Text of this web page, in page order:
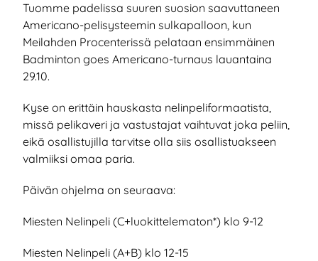
Tuomme padelissa suuren suosion saavuttaneen
Americano-pelisysteemin sulkapalloon, kun
Meilahden Procenterissä pelataan ensimmäinen
Badminton goes Americano-turnaus lauantaina
29.10.
Kyse on erittäin hauskasta nelinpeliformaatista,
missä pelikaveri ja vastustajat vaihtuvat joka peliin,
eikä osallistujilla tarvitse olla siis osallistuakseen
valmiiksi omaa paria.
Päivän ohjelma on seuraava:
Miesten Nelinpeli (C+luokittelematon*) klo 9-12
Miesten Nelinpeli (A+B) klo 12-15